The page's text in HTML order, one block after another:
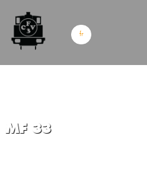
skip to content
fr
MF 33